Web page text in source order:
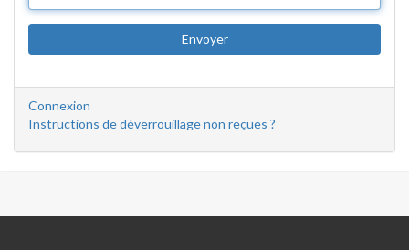
Connexion
Instructions de déverrouillage non reçues ?